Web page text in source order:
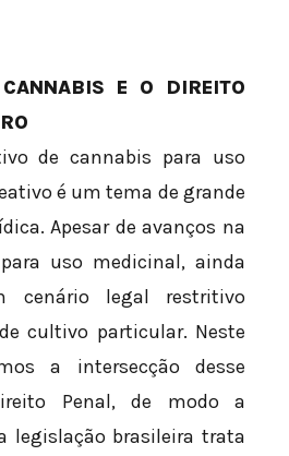
E O DIREITO
de cannabis para uso
é um tema de grande
Apesar de avanços na
uso medicinal, ainda
cenário legal restritivo
cultivo particular. Neste
a intersecção desse
Penal, de modo a
legislação brasileira trata